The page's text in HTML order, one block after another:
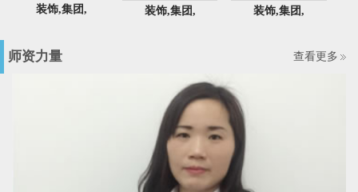
装饰,集团,
装饰,集团,
装饰,集团,
师资力量 查看更多